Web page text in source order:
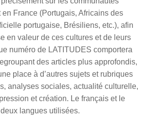
en France (Portugais, Africains des
portugaise, Brésiliens, etc.), afin
en valeur de ces cultures et de leurs
numéro de LATITUDES comportera
des articles plus approfondis,
place à d’autres sujets et rubriques
analyses sociales, actualité culturelle,
et création. Le français et le
langues utilisées.